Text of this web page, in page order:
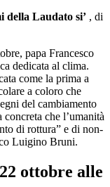
della Laudato si’ , di
papa Francesco
dedicata al clima.
come la prima a
a coloro che
del cambiamento
che l’umanità
di rottura” e di non-
Luigino Bruni.
ottobre alle